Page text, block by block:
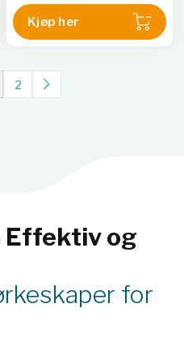
Kjøp her
2
Effektiv og
for